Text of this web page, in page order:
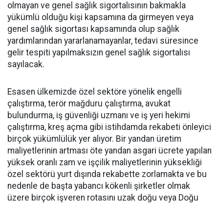
olmayan ve genel sağlık sigortalısının bakmakla
yükümlü olduğu kişi kapsamına da girmeyen veya
genel sağlık sigortası kapsamında olup sağlık
yardımlarından yararlanamayanlar, tedavi süresince
gelir tespiti yapılmaksızın genel sağlık sigortalısı
sayılacak.
Esasen ülkemizde özel sektöre yönelik engelli
çalıştırma, terör mağduru çalıştırma, avukat
bulundurma, iş güvenliği uzmanı ve iş yeri hekimi
çalıştırma, kreş açma gibi istihdamda rekabeti önleyici
birçok yükümlülük yer alıyor. Bir yandan üretim
maliyetlerinin artması öte yandan asgari ücrete yapılan
yüksek oranlı zam ve işçilik maliyetlerinin yüksekliği
özel sektörü yurt dışında rekabette zorlamakta ve bu
nedenle de başta yabancı kökenli şirketler olmak
üzere birçok işveren rotasını uzak doğu veya Doğu